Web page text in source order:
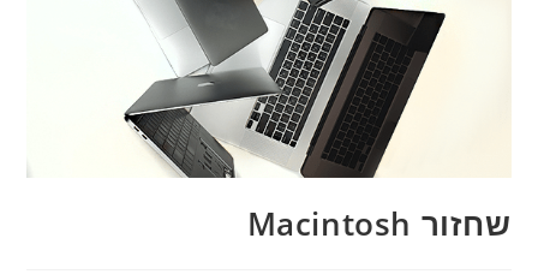
שחזור Macintosh